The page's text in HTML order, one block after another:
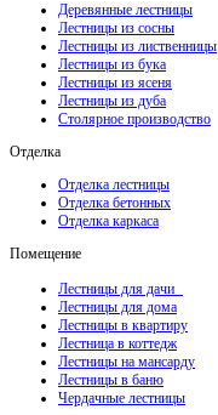
Деревянные лестницы
Лестницы из сосны
Лестницы из лиственницы
Лестницы из бука
Лестницы из ясеня
Лестницы из дуба
Столярное производство
Отделка
Отделка лестницы
Отделка бетонных
Отделка каркаса
Помещение
Лестницы для дачи
Лестницы для дома
Лестницы в квартиру
Лестница в коттедж
Лестницы на мансарду
Лестницы в баню
Чердачные лестницы